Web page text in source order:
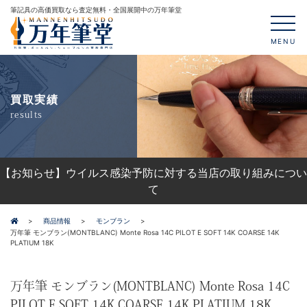
筆記具の高価買取なら査定無料・全国展開中の万年筆堂
MENU
買取実績
results
【お知らせ】ウイルス感染予防に対する当店の取り組みについ
て
商品情報
モンブラン
万年筆 モンブラン(MONTBLANC) Monte Rosa 14C PILOT E SOFT 14K COARSE 14K
PLATIUM 18K
万年筆 モンブラン(MONTBLANC) Monte Rosa 14C
PILOT E SOFT 14K COARSE 14K PLATIUM 18K